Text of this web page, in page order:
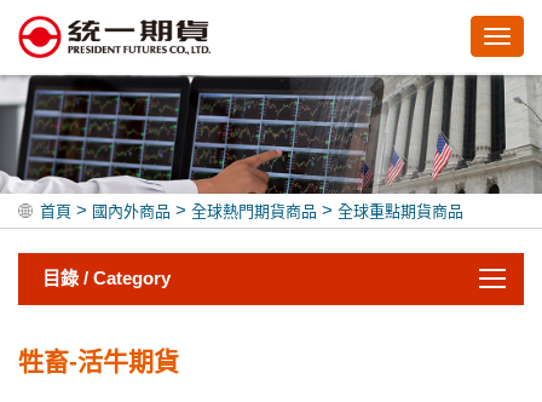
首頁 > 國內外商品 > 全球熱門期貨商品 > 全球重點期貨商品
目錄 / Category
牲畜-活牛期貨